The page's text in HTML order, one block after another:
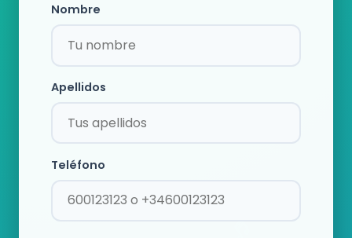
Nombre
Apellidos
Teléfono